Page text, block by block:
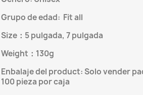
Grupo de edad: Fit all
Size ： 5 pulgada, 7 pulgada
Weight ： 130g
Enbalaje del product: Solo vender
100 pieza por caja